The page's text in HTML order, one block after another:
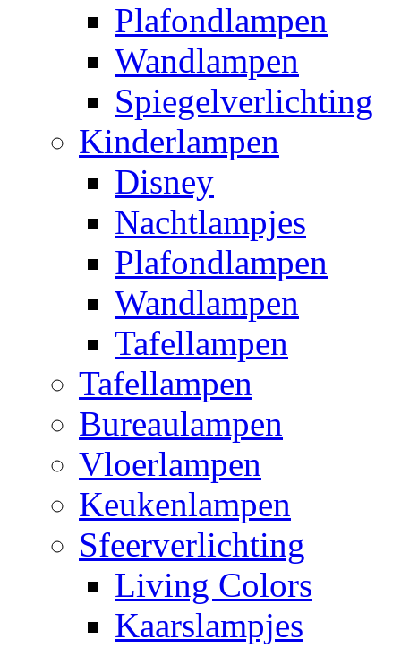
Plafondlampen
Wandlampen
Spiegelverlichting
Kinderlampen
Disney
Nachtlampjes
Plafondlampen
Wandlampen
Tafellampen
Tafellampen
Bureaulampen
Vloerlampen
Keukenlampen
Sfeerverlichting
Living Colors
Kaarslampjes